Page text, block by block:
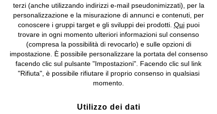
©2026 bonprix.Tutti i diritti riservati.
bonprix S.r.l. con socio unico, sede legale: via Adua 33 - 13855
Valdengo (BI) C.F. 01510910027 - P.I. 01939830020, Reg. Imprese di
Biella n. 01510910027, R.E.A. BI - 171345, N. Reg. Pile:
IT09060P00000858, N. Reg. AEE: IT08020000002105 Capitale
Sociale: euro 1.000.000 i.v, Società soggetta all'attività di direzione
e coordinamento di bonprix Beteiligungs -Verwaltungsgesellschaft
mbH.
terzi (anche utilizzando indirizzi e-mail pseudonimizzati), per la
personalizzazione e la misurazione di annunci e contenuti, per
conoscere i gruppi target e gli sviluppi dei prodotti. Quipuoi
trovare in ogni momento ulteriori informazioni sul consenso
(compresa la possibilità di revocarlo) e sulle opzioni di
impostazione. È possibile personalizzare la portata del consenso
facendo clic sul pulsante "Impostazioni". Facendo clic sul link
"Rifiuta", è possibile rifiutare il proprio consenso in qualsiasi
momento.
Utilizzo dei dati